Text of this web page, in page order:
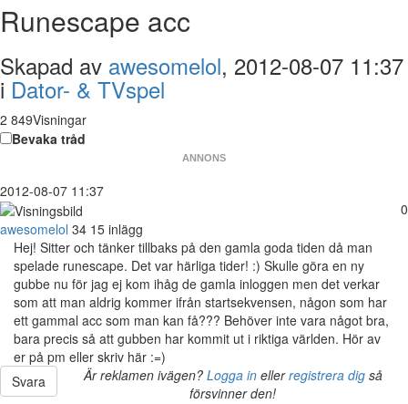
Runescape acc
Skapad av awesomelol, 2012-08-07 11:37
i Dator- & TVspel
2 849Visningar
Bevaka tråd
ANNONS
2012-08-07 11:37
0
awesomelol 34 15 inlägg
Hej! Sitter och tänker tillbaks på den gamla goda tiden då man
spelade runescape. Det var härliga tider! :) Skulle göra en ny
gubbe nu för jag ej kom ihåg de gamla inloggen men det verkar
som att man aldrig kommer ifrån startsekvensen, någon som har
ett gammal acc som man kan få??? Behöver inte vara något bra,
bara precis så att gubben har kommit ut i riktiga världen. Hör av
er på pm eller skriv här :=)
Svara
Är reklamen ivägen? Logga inellerregistrera digså
försvinner den!